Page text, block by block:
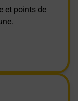
et points de